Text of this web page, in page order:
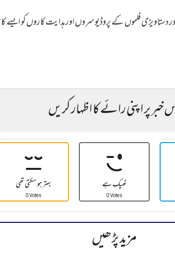
فلموں کے پروڈیوسروں اور ہدایت کاروں کو
خبر پر اپنی رائے کا اظہار کریں
بہتر ہو سکتی تھی
0 Votes
ٹھیک ہے
0 Votes
مزید پڑھیں